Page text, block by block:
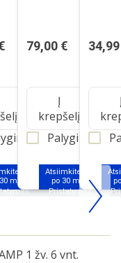
jau
min.
79,00 €
Atsiimkite jau
po 30 min.
Į
krepšelį
Palyginti
1 žv. 6 vnt.